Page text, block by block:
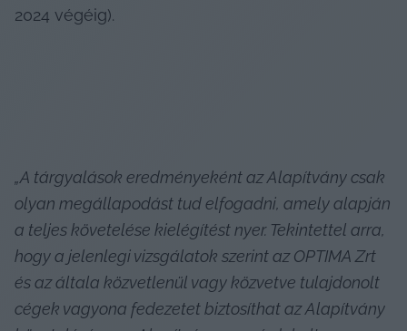
2024 végéig).
„A tárgyalások eredményeként az Alapítvány csak
olyan megállapodást tud elfogadni, amely alapján
a teljes követelése kielégítést nyer. Tekintettel arra,
hogy a jelenlegi vizsgálatok szerint az OPTIMA Zrt
és az általa közvetlenül vagy közvetve tulajdonolt
cégek vagyona fedezetet biztosíthat az Alapítvány